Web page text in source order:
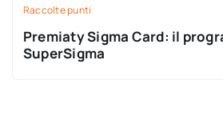
Raccolte punti
Premiaty Sigma Card: il
SuperSigma